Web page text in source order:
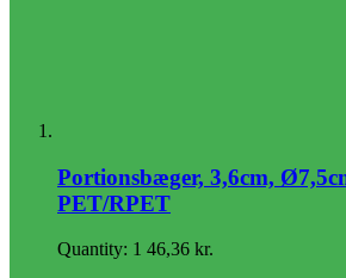
Portionsbæger, 3,6cm,
PET/RPET
Quantity: 1 46,36 kr.